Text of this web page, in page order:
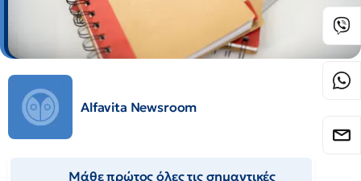
Alfavita Newsroom
Μάθε πρώτος όλες τις σημαντικές